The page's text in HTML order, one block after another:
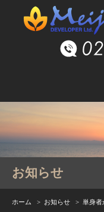
お知らせ
ホーム > お知らせ > 単身者